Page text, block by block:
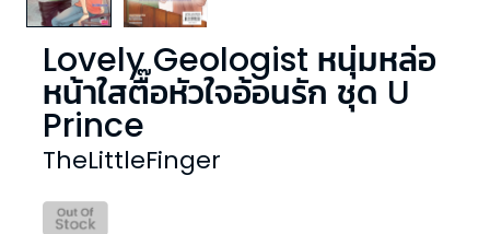
Lovely Geologist หนุ่มหล่อ
หน้าใสตื๊อหัวใจอ้อนรัก ชุด U
Prince
TheLittleFinger